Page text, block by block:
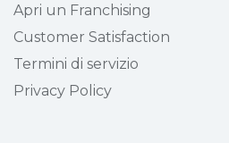
Apri un Franchising
Customer Satisfaction
Termini di servizio
Privacy Policy